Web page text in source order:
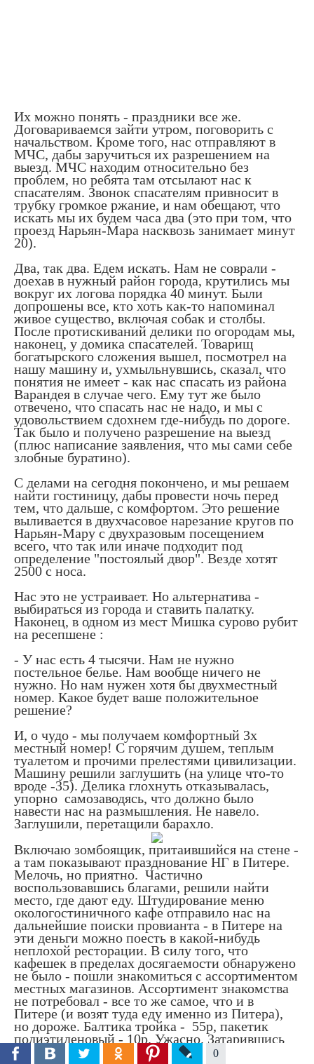
Их можно понять - праздники все же.
Договариваемся зайти утром, поговорить с
начальством. Кроме того, нас отправляют в
МЧС, дабы заручиться их разрешением на
выезд. МЧС находим относительно без
проблем, но ребята там отсылают нас к
спасателям. Звонок спасателям привносит в
трубку громкое ржание, и нам обещают, что
искать мы их будем часа два (это при том, что
проезд Нарьян-Мара насквозь занимает минут
20).
Два, так два. Едем искать. Нам не соврали -
доехав в нужный район города, крутились мы
вокруг их логова порядка 40 минут. Были
допрошены все, кто хоть как-то напоминал
живое существо, включая собак и столбы.
После протискиваний делики по огородам мы,
наконец, у домика спасателей. Товарищ
богатырского сложения вышел, посмотрел на
нашу машину и, ухмыльнувшись, сказал, что
понятия не имеет - как нас спасать из района
Варандея в случае чего. Ему тут же было
отвечено, что спасать нас не надо, и мы с
удовольствием сдохнем где-нибудь по дороге.
Так было и получено разрешение на выезд
(плюс написание заявления, что мы сами себе
злобные буратино).
С делами на сегодня покончено, и мы решаем
найти гостиницу, дабы провести ночь перед
тем, что дальше, с комфортом. Это решение
выливается в двухчасовое нарезание кругов по
Нарьян-Мару с двухразовым посещением
всего, что так или иначе подходит под
определение "постоялый двор". Везде хотят
2500 с носа.
Нас это не устраивает. Но альтернатива -
выбираться из города и ставить палатку.
Наконец, в одном из мест Мишка сурово рубит
на ресепшене :
- У нас есть 4 тысячи. Нам не нужно
постельное белье. Нам вообще ничего не
нужно. Но нам нужен хотя бы двухместный
номер. Какое будет ваше положительное
решение?
И, о чудо - мы получаем комфортный 3х
местный номер! С горячим душем, теплым
туалетом и прочими прелестями цивилизации.
Машину решили заглушить (на улице что-то
вроде -35). Делика глохнуть отказывалась,
упорно самозаводясь, что должно было
навести нас на размышления. Не навело.
Заглушили, перетащили барахло.
Включаю зомбоящик, притаившийся на стене -
а там показывают празднование НГ в Питере.
Мелочь, но приятно. Частично
воспользовавшись благами, решили найти
место, где дают еду. Штудирование меню
окологостиничного кафе отправило нас на
дальнейшие поиски провианта - в Питере на
эти деньги можно поесть в какой-нибудь
неплохой ресторации. В силу того, что
кафешек в пределах досягаемости обнаружено
не было - пошли знакомиться с ассортиментом
местных магазинов. Ассортимент знакомства
не потребовал - все то же самое, что и в
Питере (и возят туда еду именно из Питера),
но дороже. Балтика тройка - 55р, пакетик
полиэтиленовый - 10р. Ужасно. Затарившись
чем-то, отправились обратно в гостиницу,
0